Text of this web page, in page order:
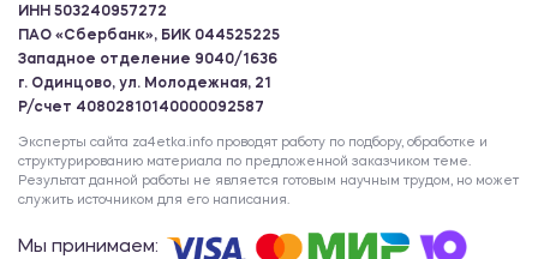
ИНН 503240957272
ПАО «Сбербанк», БИК 044525225
Западное отделение 9040/1636
г. Одинцово, ул. Молодежная, 21
Р/счет 40802810140000092587
Эксперты сайта za4etka.info проводят работу по подбору, обработке и
структурированию материала по предложенной заказчиком теме.
Результат данной работы не является готовым научным трудом, но может
служить источником для его написания.
Мы принимаем: